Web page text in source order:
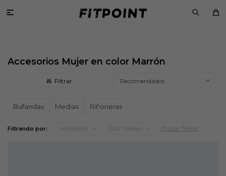

Accesorios Mujer en color Marrón
Recomendados
Bufandas Medias Riñoneras
Filtrando por: Accesorios Color: Marrón Quitar filtros